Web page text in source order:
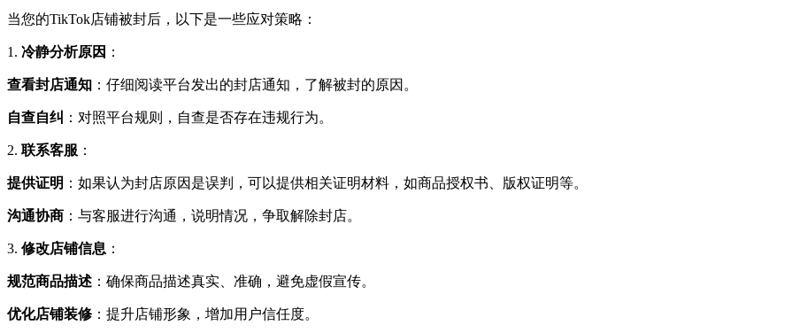
当您的TikTok店铺被封后，以下是一些应对策略：
1. 冷静分析原因 ：
查看封店通知 ：仔细阅读平台发出的封店通知，了解被封的原因。
自查自纠 ：对照平台规则，自查是否存在违规行为。
2. 联系客服 ：
提供证明 ：如果认为封店原因是误判，可以提供相关证明材料，如商品授权书、版权证明等。
沟通协商 ：与客服进行沟通，说明情况，争取解除封店。
3. 修改店铺信息 ：
规范商品描述 ：确保商品描述真实、准确，避免虚假宣传。
优化店铺装修 ：提升店铺形象，增加用户信任度。